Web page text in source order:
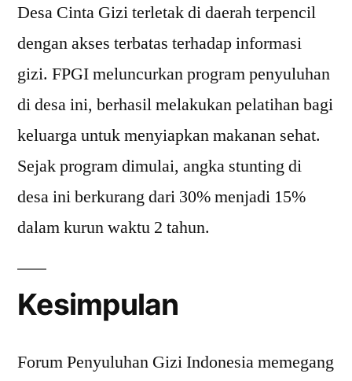
Desa Cinta Gizi terletak di daerah terpencil
dengan akses terbatas terhadap informasi
gizi. FPGI meluncurkan program penyuluhan
di desa ini, berhasil melakukan pelatihan bagi
keluarga untuk menyiapkan makanan sehat.
Sejak program dimulai, angka stunting di
desa ini berkurang dari 30% menjadi 15%
dalam kurun waktu 2 tahun.
Kesimpulan
Forum Penyuluhan Gizi Indonesia memegang